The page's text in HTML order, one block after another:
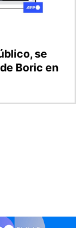
se
Boric en